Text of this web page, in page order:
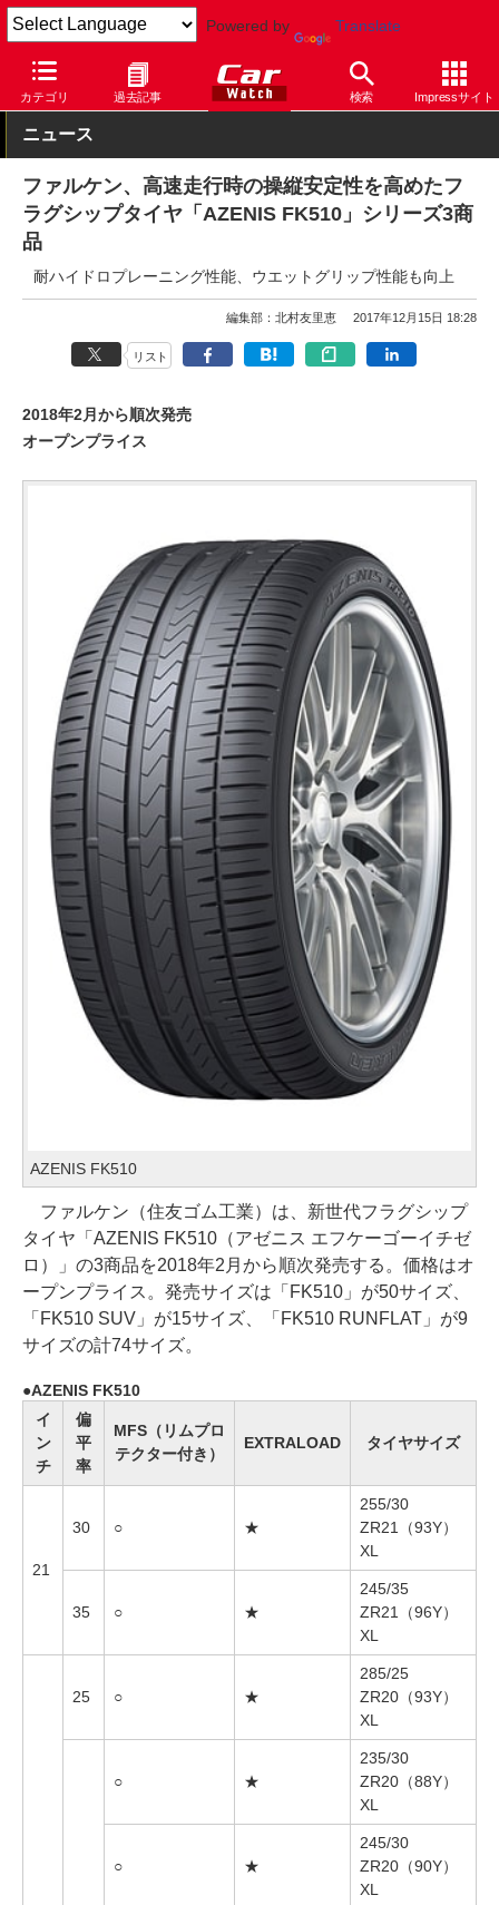
Powered by Translate
カテゴリ 過去記事 検索 Impressサイト
Car Watch タイヤ ファルケン その他
ニュース
ファルケン、高速走行時の操縦安定性を高めたフ
ラグシップタイヤ「AZENIS FK510」シリーズ3商
品
耐ハイドロプレーニング性能、ウエットグリップ性能も向上
編集部：北村友里恵 2017年12月15日 18:28
リスト
2018年2月から順次発売
オープンプライス
AZENIS FK510
ファルケン（住友ゴム工業）は、新世代フラグシップ
タイヤ「AZENIS FK510（アゼニス エフケーゴーイチゼ
ロ）」の3商品を2018年2月から順次発売する。価格はオ
ープンプライス。発売サイズは「FK510」が50サイズ、
「FK510 SUV」が15サイズ、「FK510 RUNFLAT」が9
サイズの計74サイズ。
AZENIS FK510
イ
ン
チ
偏
平
率
MFS（リムプロ
テクター付き）
EXTRALOAD タイヤサイズ
21
30 ○ ★
255/30
ZR21（93Y）
XL
35 ○ ★
245/35
ZR21（96Y）
XL
25 ○ ★
285/25
ZR20（93Y）
XL
○ ★
235/30
ZR20（88Y）
XL
○ ★
245/30
ZR20（90Y）
XL